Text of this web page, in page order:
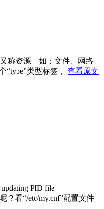
称资源，如：文件、网络
类型标签， 查看原文
PID file
看“/etc/my.cnf”配置文件